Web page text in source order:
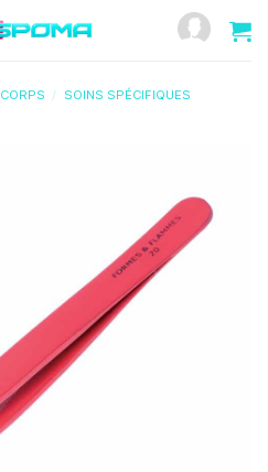
CORPS / SOINS SPÉCIFIQUES